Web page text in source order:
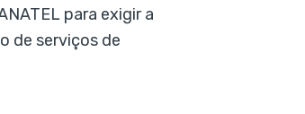
para exigir a
de serviços de